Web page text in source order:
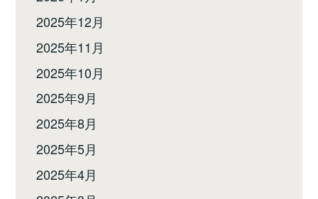
2025年12月
2025年11月
2025年10月
2025年9月
2025年8月
2025年5月
2025年4月